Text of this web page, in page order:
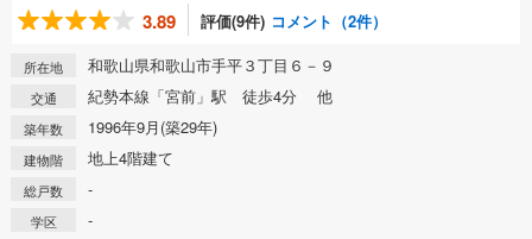
3.89 評価(9件) コメント（2件）
所在地 和歌山県和歌山市手平３丁目６－９
交通 紀勢本線「宮前」駅 徒歩4分 他
築年数 1996年9月(築29年)
建物階 地上4階建て
総戸数 -
学区 -